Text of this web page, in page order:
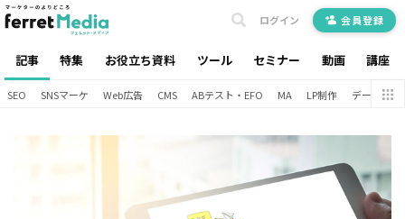
記事 特集 お役立ち資料 ツール セミナー 動画 講座
ログイン 会員登録
SEO SNSマーケ Web広告 CMS ABテスト・EFO MA LP制作 データ分析